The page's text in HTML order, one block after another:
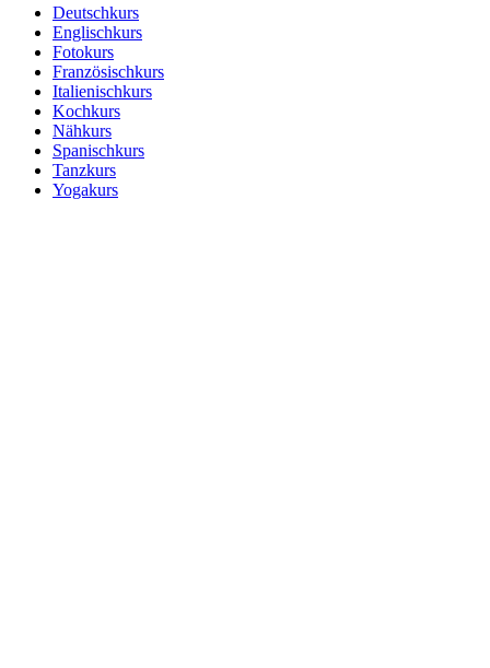
Deutschkurs
Englischkurs
Fotokurs
Französischkurs
Italienischkurs
Kochkurs
Nähkurs
Spanischkurs
Tanzkurs
Yogakurs